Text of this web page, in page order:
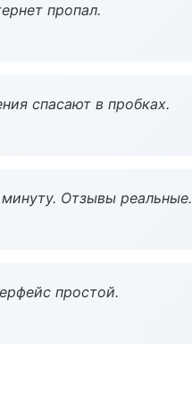
пропал.
спасают в пробках.
Отзывы реальные.
простой.